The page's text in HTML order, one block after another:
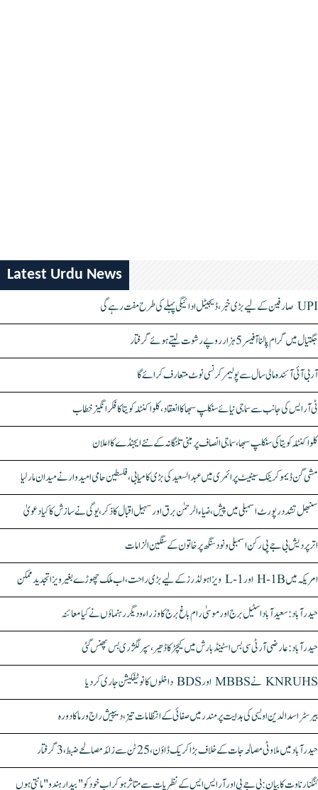
Latest Urdu News
UPI صارفین کے لیے بڑی خبر، ڈیجیٹل ادائیگی پہلے کی طرح مفت رہے گی
جگتیال میں گرام پالنا آفیسر 5 ہزار روپے رشوت لیتے ہوئے گرفتار
آر بی آئی آئندہ مالی سال سے پولیمر کرنسی نوٹ متعارف کرائے گا
ٹی آر ایس کی جانب سے سماجی نیائے سنکلپ سبھا کا انعقاد، کلواکنٹلہ کویتا کا فکر انگیز خطاب
کلواکنٹلہ کویتا کی سنکلپ سبھا، سماجی انصاف پر مبنی تلنگانہ کے نئے ایجنڈے کا اعلان
مشی گن ڈیموکریٹک سینیٹ پرائمری میں عبدالسعید کی بڑی کامیابی، فلسطین حامی امیدوار نے میدان مار لیا
سنبھل تشدد رپورٹ اسمبلی میں پیش، ضیاء الرحمٰن برق اور سہیل اقبال کا ذکر، یوگی نے سازش کا کیا دعویٰ
اتر پردیش بی جے پی رکن اسمبلی ونود سنگھ پر خاتون کے سنگین الزامات
امریکہ میں H-1B اور L-1 ویزا ہولڈرز کے لیے بڑی راحت، اب ملک چھوڑے بغیر ویزا تجدید ممکن
حیدرآباد: سعیدآباد اسٹیل برج اور موسیٰ رام باغ برج کا وزراء و دیگر رہنماؤں نے کیا معائنہ
حیدرآباد: عارضی آر ٹی سی بس اسٹینڈ بارش میں کیچڑ کا ڈھیر، سپر لگژری بس پھنس گئی
KNRUHS نے MBBS اور BDS داخلوں کا نوٹیفکیشن جاری کر دیا
بیرسٹر اسدالدین اویسی کی ہدایت پر مندر میں صفائی کے انتظامات تیز، دیپیش راج ورما کا دورہ
حیدرآباد میں ملاوٹی مصالحہ جات کے خلاف بڑا کریک ڈاؤن، 25 ٹن سے زائد مصالحے ضبط، 3 گرفتار
کنگنا رناوت کا بیان: بی جے پی اور آر ایس ایس کے نظریات سے متاثر ہو کر اب خود کو "بیدار ہندو" مانتی ہوں